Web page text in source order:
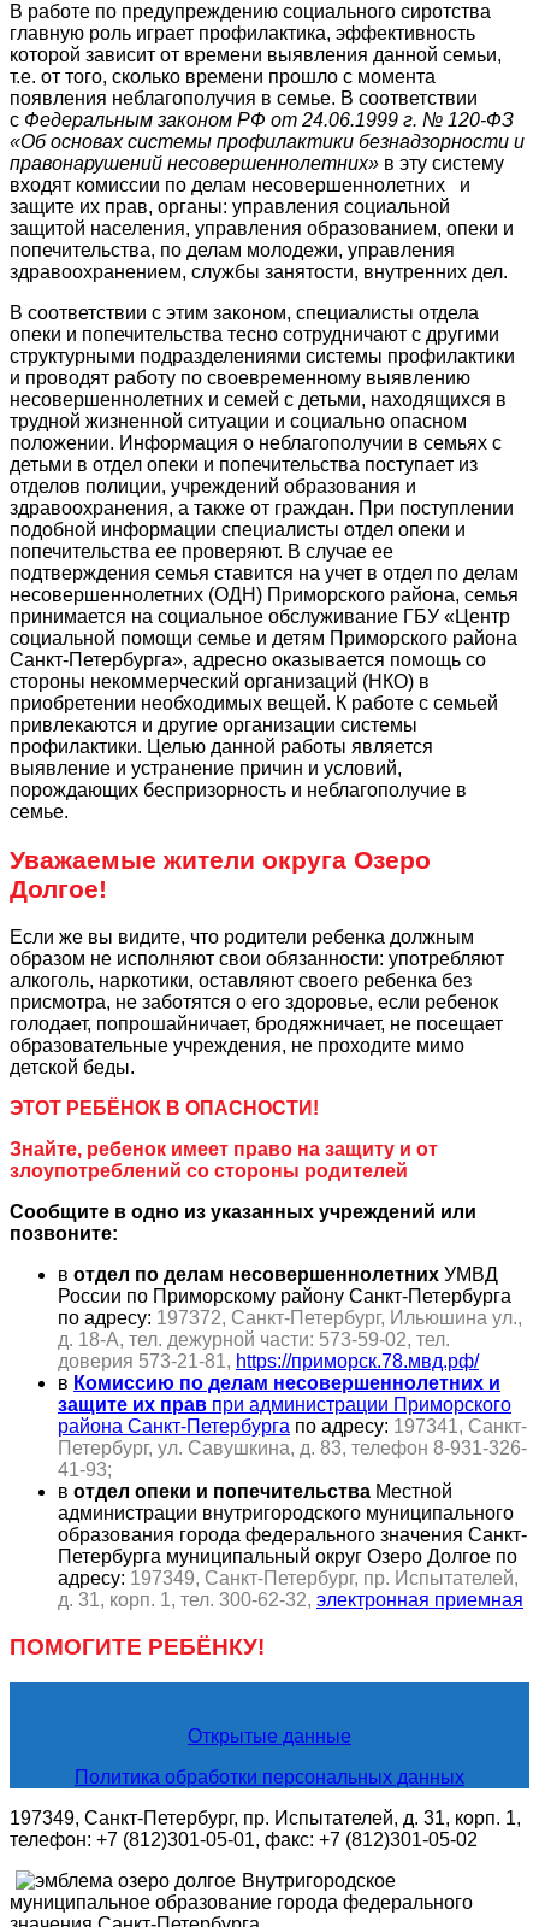
В работе по предупреждению социального сиротства
главную роль играет профилактика, эффективность
которой зависит от времени выявления данной семьи,
т.е. от того, сколько времени прошло с момента
появления неблагополучия в семье. В соответствии
с Федеральным законом РФ от 24.06.1999 г. № 120-ФЗ
«Об основах системы профилактики безнадзорности и
правонарушений несовершеннолетних» в эту систему
входят комиссии по делам несовершеннолетних и
защите их прав, органы: управления социальной
защитой населения, управления образованием, опеки и
попечительства, по делам молодежи, управления
здравоохранением, службы занятости, внутренних дел.
В соответствии с этим законом, специалисты отдела
опеки и попечительства тесно сотрудничают с другими
структурными подразделениями системы профилактики
и проводят работу по своевременному выявлению
несовершеннолетних и семей с детьми, находящихся в
трудной жизненной ситуации и социально опасном
положении. Информация о неблагополучии в семьях с
детьми в отдел опеки и попечительства поступает из
отделов полиции, учреждений образования и
здравоохранения, а также от граждан. При поступлении
подобной информации специалисты отдел опеки и
попечительства ее проверяют. В случае ее
подтверждения семья ставится на учет в отдел по делам
несовершеннолетних (ОДН) Приморского района, семья
принимается на социальное обслуживание ГБУ «Центр
социальной помощи семье и детям Приморского района
Санкт-Петербурга», адресно оказывается помощь со
стороны некоммерческий организаций (НКО) в
приобретении необходимых вещей. К работе с семьей
привлекаются и другие организации системы
профилактики. Целью данной работы является
выявление и устранение причин и условий,
порождающих беспризорность и неблагополучие в
семье.
Уважаемые жители округа Озеро
Долгое!
Если же вы видите, что родители ребенка должным
образом не исполняют свои обязанности: употребляют
алкоголь, наркотики, оставляют своего ребенка без
присмотра, не заботятся о его здоровье, если ребенок
голодает, попрошайничает, бродяжничает, не посещает
образовательные учреждения, не проходите мимо
детской беды.
ЭТОТ РЕБЁНОК В ОПАСНОСТИ!
Знайте, ребенок имеет право на защиту и от
злоупотреблений со стороны родителей
Сообщите в одно из указанных учреждений или
позвоните:
в отдел по делам несовершеннолетних УМВД
России по Приморскому району Санкт-Петербурга
по адресу: 197372, Санкт-Петербург, Ильюшина ул.,
д. 18-А, тел. дежурной части: 573-59-02, тел.
доверия 573-21-81, https://приморск.78.мвд.рф/
в Комиссию по делам несовершеннолетних и
защите их прав при администрации Приморского
района Санкт-Петербурга по адресу: 197341, Санкт-
Петербург, ул. Савушкина, д. 83, телефон 8-931-326-
41-93;
в отдел опеки и попечительства Местной
администрации внутригородского муниципального
образования города федерального значения Санкт-
Петербурга муниципальный округ Озеро Долгое по
адресу: 197349, Санкт-Петербург, пр. Испытателей,
д. 31, корп. 1, тел. 300-62-32, электронная приемная
ПОМОГИТЕ РЕБЁНКУ!
Открытые данные
Политика обработки персональных данных
197349, Санкт-Петербург, пр. Испытателей, д. 31, корп. 1,
телефон: +7 (812)301-05-01, факс: +7 (812)301-05-02
Внутригородское
муниципальное образование города федерального